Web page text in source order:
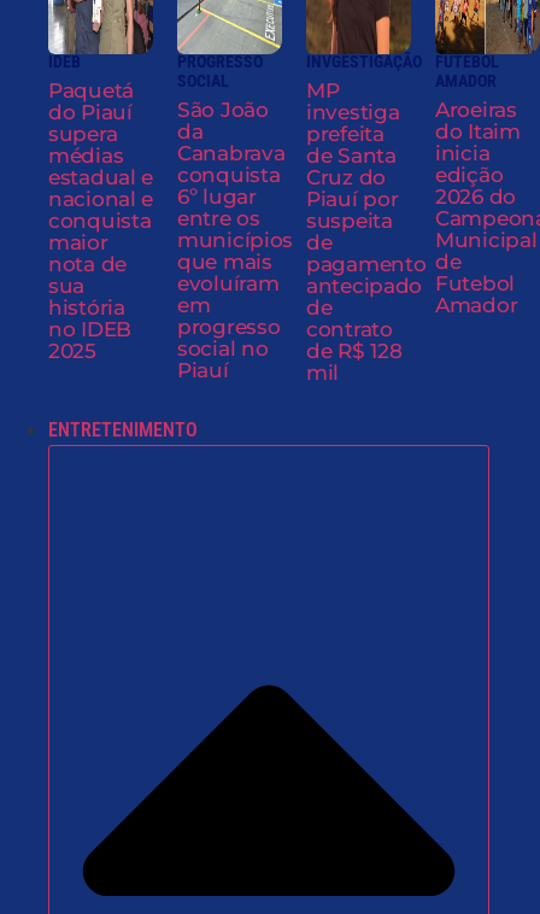
IDEB
Paquetá
do Piauí
supera
médias
estadual e
nacional e
conquista
maior
nota de
sua
história
no IDEB
2025
PROGRESSO
SOCIAL
São João
da
Canabrava
conquista
6º lugar
entre os
municípios
que mais
evoluíram
em
progresso
social no
Piauí
INVGESTIGAÇÃO
MP
investiga
prefeita
de Santa
Cruz do
Piauí por
suspeita
de
pagamento
antecipado
de
contrato
de R$ 128
mil
FUTEBOL
AMADOR
Aroeiras
do Itaim
inicia
edição
2026 do
Municipal
de
Futebol
Amador
ENTRETENIMENTO